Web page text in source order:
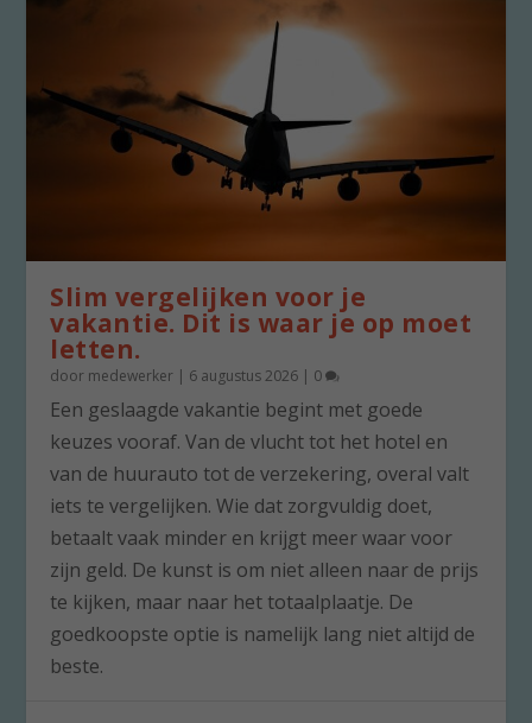
Slim vergelijken voor je
vakantie. Dit is waar je op moet
letten.
door medewerker | 6 augustus 2026 | 0
Een geslaagde vakantie begint met goede
keuzes vooraf. Van de vlucht tot het hotel en
van de huurauto tot de verzekering, overal valt
iets te vergelijken. Wie dat zorgvuldig doet,
betaalt vaak minder en krijgt meer waar voor
zijn geld. De kunst is om niet alleen naar de prijs
te kijken, maar naar het totaalplaatje. De
goedkoopste optie is namelijk lang niet altijd de
beste.